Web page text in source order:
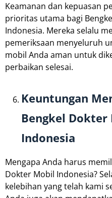
Keamanan dan kepuasan
prioritas utama bagi
Indonesia. Mereka selalu
pemeriksaan menyeluruh
mobil Anda aman untuk
perbaikan selesai.
Keuntungan
Bengkel Dokter
Indonesia
Mengapa Anda harus
Dokter Mobil Indonesia?
kelebihan yang telah kami